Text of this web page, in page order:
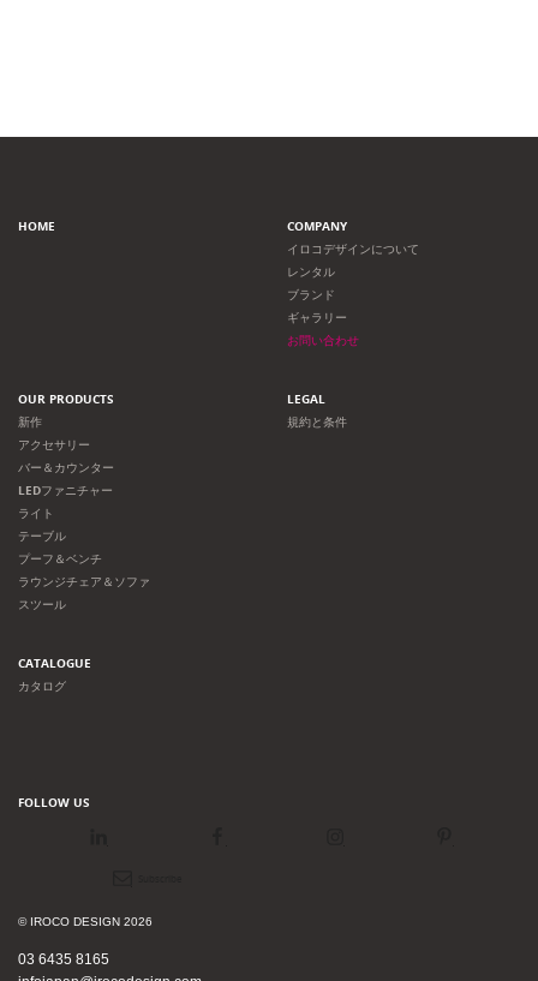
HOME
COMPANY
イロコデザインについて
レンタル
ブランド
ギャラリー
お問い合わせ
OUR PRODUCTS
新作
アクセサリー
バー＆カウンター
LEDファニチャー
ライト
テーブル
プーフ＆ベンチ
ラウンジチェア＆ソファ
スツール
LEGAL
規約と条件
CATALOGUE
カタログ
FOLLOW US
© IROCO DESIGN 2026
03 6435 8165